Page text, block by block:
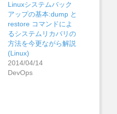
Linuxシステムバック
アップの基本:dump と
restore コマンドによ
るシステムリカバリの
方法を今更ながら解説
(Linux)
2014/04/14
DevOps